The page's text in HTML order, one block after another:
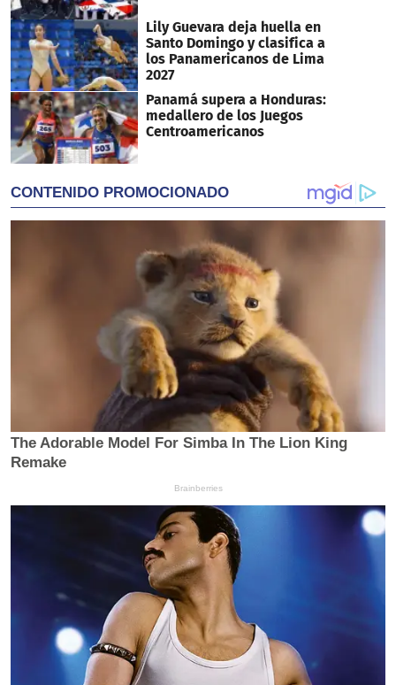
Lily Guevara deja huella en
Santo Domingo y clasifica a
los Panamericanos de Lima
2027
Panamá supera a Honduras:
medallero de los Juegos
Centroamericanos